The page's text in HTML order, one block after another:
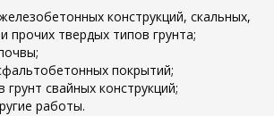
конструкций, скальных,
прочих твердых типов грунта;
покрытий;
грунт свайных конструкций;
работы.